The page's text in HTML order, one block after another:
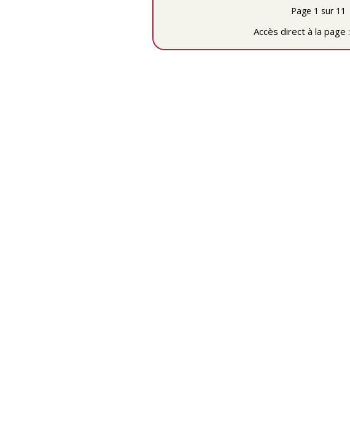
Page 1 sur 11
Accès direct à la page :